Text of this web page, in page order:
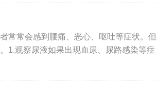
常常会感到腰痛、恶心、呕吐等症状。但
1.观察尿液如果出现血尿、尿路感染等症